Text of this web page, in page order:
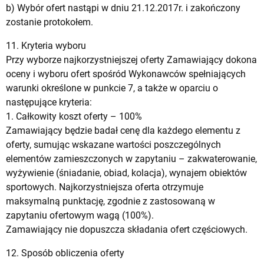
b) Wybór ofert nastąpi w dniu 21.12.2017r. i zakończony
zostanie protokołem.
11. Kryteria wyboru
Przy wyborze najkorzystniejszej oferty Zamawiający dokona
oceny i wyboru ofert spośród Wykonawców spełniających
warunki określone w punkcie 7, a także w oparciu o
następujące kryteria:
1. Całkowity koszt oferty – 100%
Zamawiający będzie badał cenę dla każdego elementu z
oferty, sumując wskazane wartości poszczególnych
elementów zamieszczonych w zapytaniu – zakwaterowanie,
wyżywienie (śniadanie, obiad, kolacja), wynajem obiektów
sportowych. Najkorzystniejsza oferta otrzymuje
maksymalną punktację, zgodnie z zastosowaną w
zapytaniu ofertowym wagą (100%).
Zamawiający nie dopuszcza składania ofert częściowych.
12. Sposób obliczenia oferty